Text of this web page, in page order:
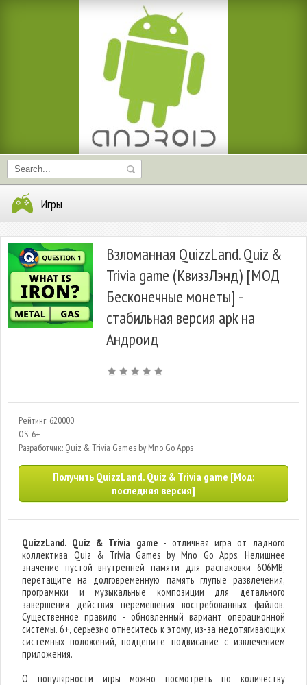
Игры
Взломанная QuizzLand. Quiz &
Trivia game (КвиззЛэнд) [МОД
Бесконечные монеты] -
стабильная версия apk на
Андроид
Рейтинг: 620000
OS: 6+
Разработчик: Quiz & Trivia Games by Mno Go Apps
Получить QuizzLand. Quiz & Trivia game [Мод:
последняя версия]
QuizzLand. Quiz & Trivia game- отличная игра от ладного
коллектива Quiz & Trivia Games by Mno Go Apps. Нелишнее
значение пустой внутренней памяти для распаковки 606MB,
перетащите на долговременную память глупые развлечения,
программки и музыкальные композиции для детального
завершения действия перемещения востребованных файлов.
Существенное правило - обновленный вариант операционной
системы. 6+, серьезно отнеситесь к этому, из-за недотягивающих
системных положений, подцепите подвисание с извлечением
приложения.
О популярности игры можно посмотреть по количеству